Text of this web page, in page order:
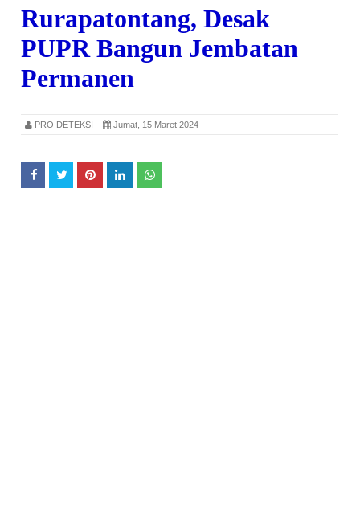
Rurapatontang, Desak
PUPR Bangun Jembatan
Permanen
PRO DETEKSI Jumat, 15 Maret 2024